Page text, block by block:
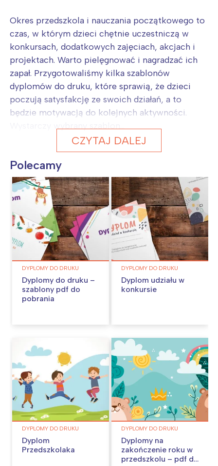
Okres przedszkola i nauczania początkowego to
czas, w którym dzieci chętnie uczestniczą w
konkursach, dodatkowych zajęciach, akcjach i
projektach. Warto pielęgnować i nagradzać ich
zapał. Przygotowaliśmy kilka szablonów
dyplomów do druku, które sprawią, że dzieci
poczują satysfakcję ze swoich działań, a to
będzie motywacją do kolejnych aktywności.
CZYTAJ DALEJ
Polecamy
DYPLOMY DO DRUKU
Dyplomy do druku –
szablony pdf do
pobrania
DYPLOMY DO DRUKU
Dyplom udziału w
konkursie
DYPLOMY DO DRUKU
Dyplom
Przedszkolaka
DYPLOMY DO DRUKU
Dyplomy na
zakończenie roku w
przedszkolu – pdf do